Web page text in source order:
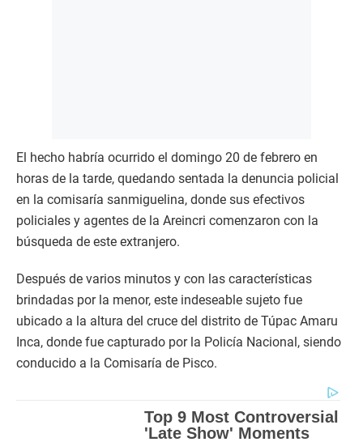
El hecho habría ocurrido el domingo 20 de febrero en
horas de la tarde, quedando sentada la denuncia policial
en la comisaría sanmiguelina, donde sus efectivos
policiales y agentes de la Areincri comenzaron con la
búsqueda de este extranjero.
Después de varios minutos y con las características
brindadas por la menor, este indeseable sujeto fue
ubicado a la altura del cruce del distrito de Túpac Amaru
Inca, donde fue capturado por la Policía Nacional, siendo
conducido a la Comisaría de Pisco.